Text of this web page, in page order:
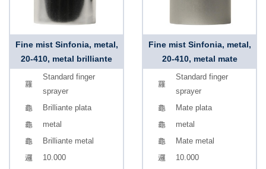
Fine mist Sinfonia, metal,
20-410, metal brilliante
Standard finger
sprayer
Brilliante plata
metal
Brilliante metal
10.000
Fine mist Sinfonia, metal,
20-410, metal mate
Standard finger
sprayer
Mate plata
metal
Mate metal
10.000